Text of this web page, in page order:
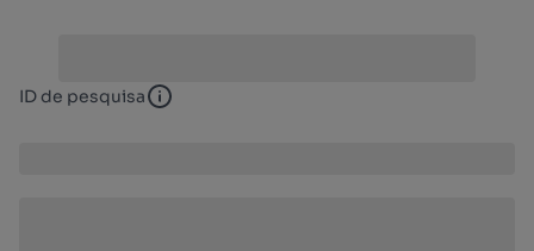
ID de pesquisa ID de pesquisa